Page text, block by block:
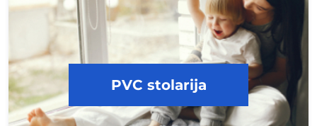
PVC stolarija